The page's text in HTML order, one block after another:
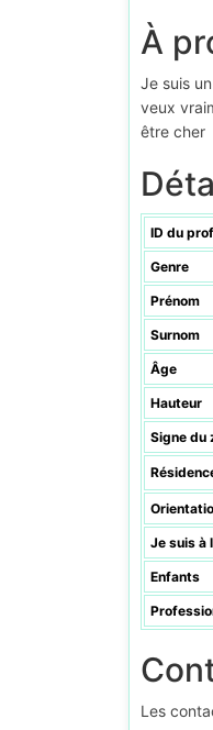
À
Je suis
veux
être cher
ID du
Genre
Prénom
Surnom
Âge
Hauteur
Signe du
Je suis à
Enfants
Les